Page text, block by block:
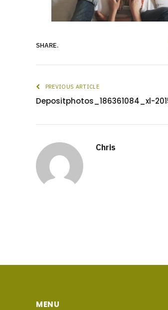
SHARE.
PREVIOUS ARTICLE
Depositphotos_186361084_xl-
Chris
MENU